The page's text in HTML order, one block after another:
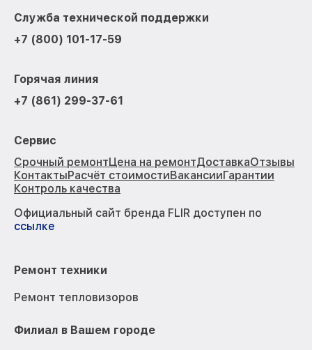
Служба технической поддержки
+7 (800) 101-17-59
Горячая линия
+7 (861) 299-37-61
Сервис
Срочный ремонтЦена на ремонтДоставкаОтзывы
КонтактыРасчёт стоимостиВакансииГарантии
Контроль качества
Официальный сайт бренда FLIR доступен по
ссылке
Ремонт техники
Ремонт тепловизоров
Филиал в Вашем городе